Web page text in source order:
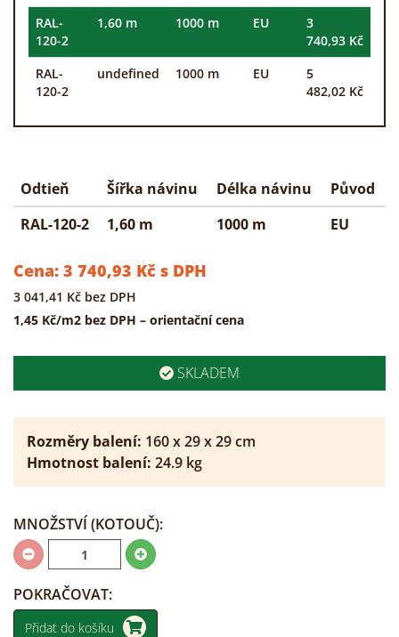
RAL-
120-2
1,60 m 1000 m EU
3
740,93 Kč
RAL-
120-2
undefined 1000 m EU
5
482,02 Kč
Odtieň Šířka návinu Délka návinu
Původ
RAL-120-2
1,60 m 1000 m EU
Cena: 3 740,93 Kč s DPH
3 041,41 Kč bez DPH
1,45 Kč/m2 bez DPH – orientační cena
SKLADEM
Rozměry balení: 160x29x29cm
Hmotnost balení: 24.9 kg
MNOŽSTVÍ (KOTOUČ):
POKRAČOVAT:
Přidat do košíku